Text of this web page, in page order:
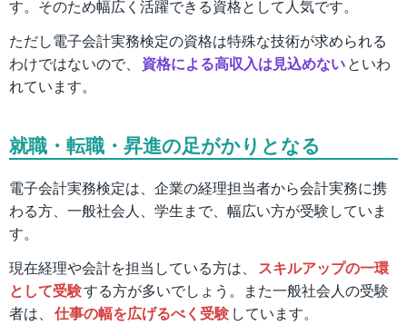
す。そのため幅広く活躍できる資格として人気です。
ただし電子会計実務検定の資格は特殊な技術が求められる
わけではないので、
資格による高収入は見込めないといわ
れています。
就職・転職・昇進の足がかりとなる
電子会計実務検定は、企業の経理担当者から会計実務に携
わる方、一般社会人、学生まで、幅広い方が受験していま
す。
現在経理や会計を担当している方は、
スキルアップの一環
として受験する方が多いでしょう。また一般社会人の受験
者は、 仕事の幅を広げるべく受験 しています。